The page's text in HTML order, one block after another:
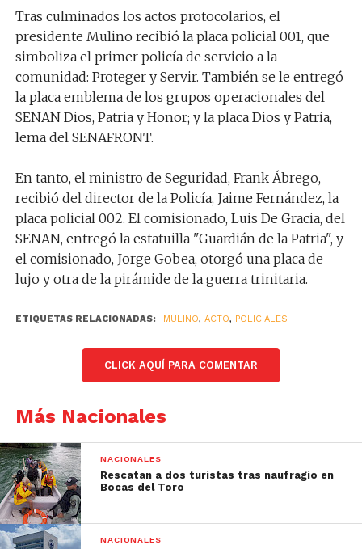
Tras culminados los actos protocolarios, el
presidente Mulino recibió la placa policial 001, que
simboliza el primer policía de servicio a la
comunidad: Proteger y Servir. También se le entregó
la placa emblema de los grupos operacionales del
SENAN Dios, Patria y Honor; y la placa Dios y Patria,
lema del SENAFRONT.
En tanto, el ministro de Seguridad, Frank Ábrego,
recibió del director de la Policía, Jaime Fernández, la
placa policial 002. El comisionado, Luis De Gracia, del
SENAN, entregó la estatuilla "Guardián de la Patria", y
el comisionado, Jorge Gobea, otorgó una placa de
lujo y otra de la pirámide de la guerra trinitaria.
ETIQUETAS RELACIONADAS: MULINO, ACTO, POLICIALES
CLICK AQUÍ PARA COMENTAR
Más Nacionales
NACIONALES
Rescatan a dos turistas tras naufragio en
Bocas del Toro
NACIONALES